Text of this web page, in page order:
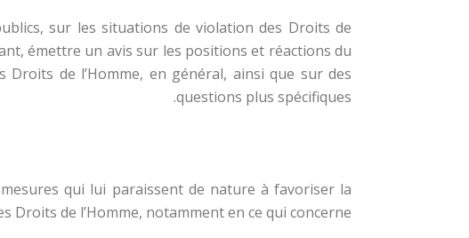
sur les situations de violation des Droits de
émettre un avis sur les positions et réactions du
de l’Homme, en général, ainsi que sur des
questions plus spécifiques.
qui lui paraissent de nature à favoriser la
de l’Homme, notamment en ce qui concerne :